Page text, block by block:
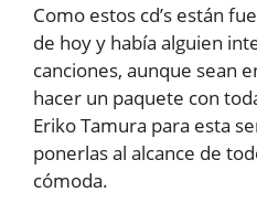
Como estos cd’s están
de hoy y había alguien
canciones, aunque sean
hacer un paquete con
Eriko Tamura para esta
ponerlas al alcance de
cómoda.